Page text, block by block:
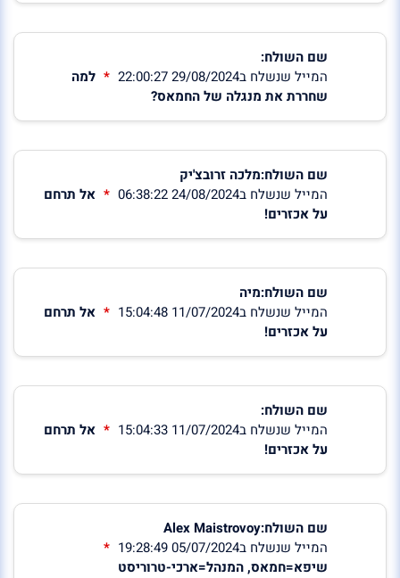
שם השולח:
המייל שנשלח ב29/08/2024 22:00:27
למה
שחררת את מנגלה של החמאס?
שם השולח:מלכה זרובצ'יק
המייל שנשלח ב24/08/2024 06:38:22
אל תרחם
על אכזרים!
שם השולח:מיה
המייל שנשלח ב11/07/2024 15:04:48
אל תרחם
על אכזרים!
שם השולח:
המייל שנשלח ב11/07/2024 15:04:33
אל תרחם
על אכזרים!
שם השולח:Alex Maistrovoy
המייל שנשלח ב05/07/2024 19:28:49
שיפא=חמאס, המנהל=ארכי-טרוריסט